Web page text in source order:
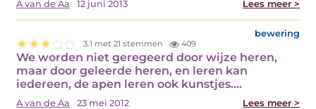
A van de Aa 12 juni 2013 Lees meer >
bewering
3.1 met 21 stemmen 409
We worden niet geregeerd door wijze heren,
maar door geleerde heren, en leren kan
iedereen, de apen leren ook kunstjes.…
A van de Aa 23 mei 2012 Lees meer >